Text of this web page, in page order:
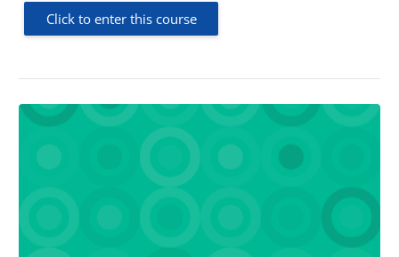
Click to enter this course